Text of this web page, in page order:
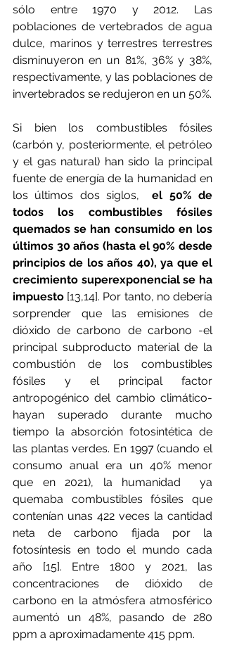
sólo entre 1970 y 2012. Las
poblaciones de vertebrados de agua
dulce, marinos y terrestres terrestres
disminuyeron en un 81%, 36% y 38%,
respectivamente, y las poblaciones de
invertebrados se redujeron en un 50%.
Si bien los combustibles fósiles
(carbón y, posteriormente, el petróleo
y el gas natural) han sido la principal
fuente de energía de la humanidad en
los últimos dos siglos, el 50% de
todos los combustibles fósiles
quemados se han consumido en los
últimos 30 años (hasta el 90% desde
principios de los años 40), ya que el
crecimiento superexponencial se ha
impuesto [13,14]. Por tanto, no debería
sorprender que las emisiones de
dióxido de carbono de carbono -el
principal subproducto material de la
combustión de los combustibles
fósiles y el principal factor
antropogénico del cambio climático-
hayan superado durante mucho
tiempo la absorción fotosintética de
las plantas verdes. En 1997 (cuando el
consumo anual era un 40% menor
que en 2021), la humanidad  ya
quemaba combustibles fósiles que
contenían unas 422 veces la cantidad
neta de carbono fijada por la
fotosíntesis en todo el mundo cada
año [15]. Entre 1800 y 2021, las
concentraciones de dióxido de
carbono en la atmósfera atmosférico
aumentó un 48%, pasando de 280
ppm a aproximadamente 415 ppm.